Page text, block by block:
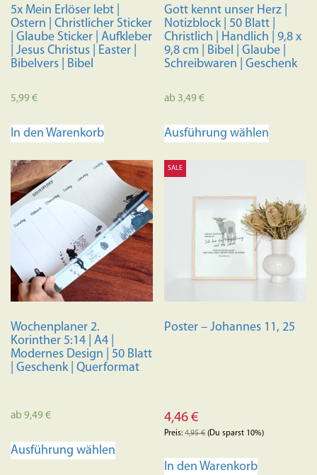
5x Mein Erlöser lebt |
Ostern | Christlicher Sticker
| Glaube Sticker | Aufkleber
| Jesus Christus | Easter |
Bibelvers | Bibel
5,99€
In den Warenkorb
Gott kennt unser Herz |
Notizblock | 50 Blatt |
Christlich | Handlich | 9,8 x
9,8 cm | Bibel | Glaube |
Schreibwaren | Geschenk
ab 3,49€
Ausführung wählen
auf.
Die
können
auf
gewählt
Wochenplaner 2.
Korinther 5:14 | A4 |
Modernes Design | 50 Blatt
| Geschenk | Querformat
ab 9,49€
Ausführung wählen
SALE
Poster – Johannes 11, 25
4,46€
Preis:4,95€(Du sparst 10%)
In den Warenkorb